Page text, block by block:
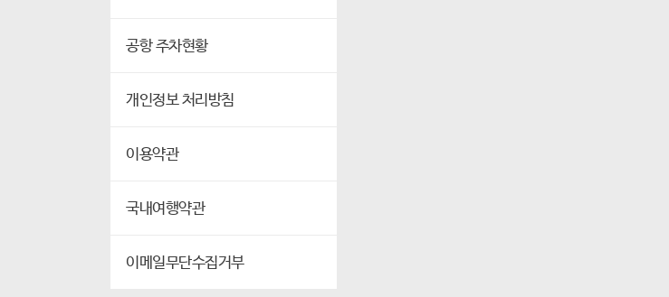
공항 주차현황
개인정보 처리방침
이용약관
국내여행약관
이메일무단수집거부